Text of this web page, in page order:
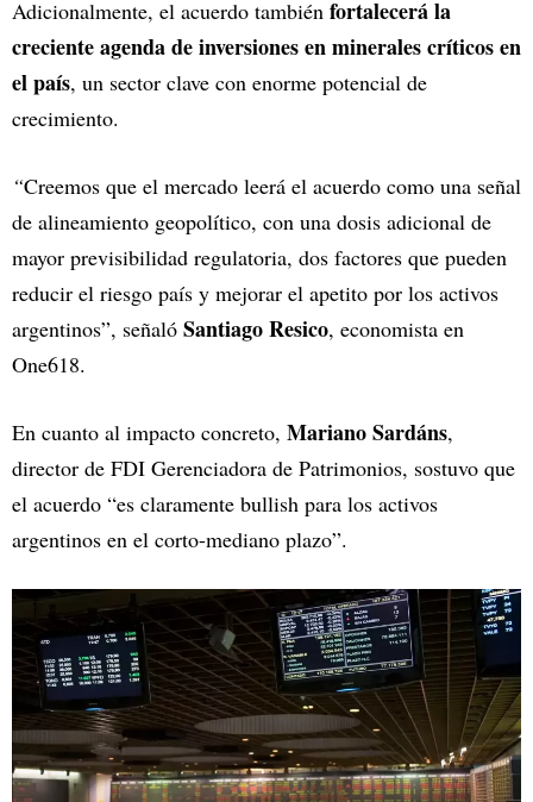
Adicionalmente, el acuerdo también fortalecerá la
creciente agenda de inversiones en minerales críticos en
el país, un sector clave con enorme potencial de
crecimiento.
“Creemos que el mercado leerá el acuerdo como una señal
de alineamiento geopolítico, con una dosis adicional de
mayor previsibilidad regulatoria, dos factores que pueden
reducir el riesgo país y mejorar el apetito por los activos
argentinos”, señaló Santiago Resico, economista en
One618.
En cuanto al impacto concreto, Mariano Sardáns,
director de FDI Gerenciadora de Patrimonios, sostuvo que
el acuerdo “es claramente bullish para los activos
argentinos en el corto-mediano plazo”.